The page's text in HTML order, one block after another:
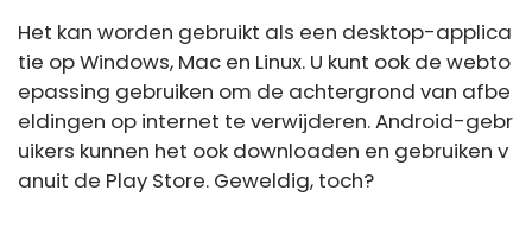
Het kan worden gebruikt als een desktop-applica
tie op Windows, Mac en Linux. U kunt ook de webto
epassing gebruiken om de achtergrond van afbe
eldingen op internet te verwijderen. Android-gebr
uikers kunnen het ook downloaden en gebruiken v
anuit de Play Store. Geweldig, toch?